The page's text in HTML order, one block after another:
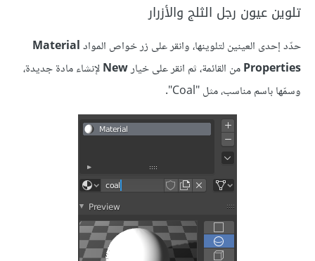
تلوين عيون رجل الثلج والأزرار
حدّد إحدى العينين لتلوينها، وانقر على زر خواص الموادMaterial
Propertiesمن القائمة، ثم انقر على خيارNewلإنشاء مادة جديدة،
وسمّها باسم مناسب، مثل "Coal".